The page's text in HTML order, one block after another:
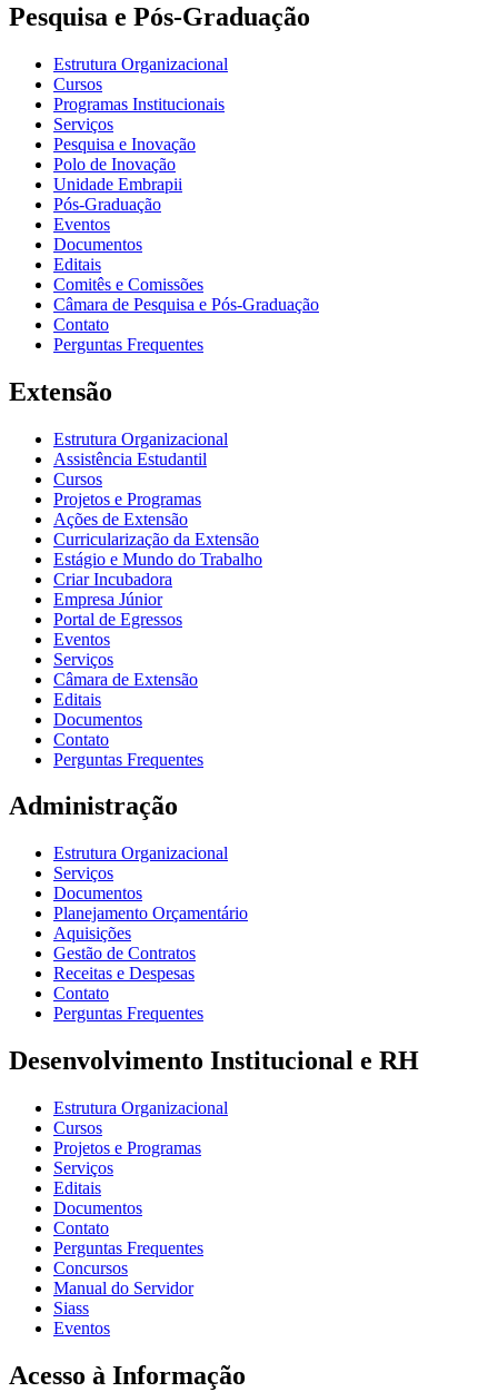
Pesquisa e Pós-Graduação
Estrutura Organizacional
Cursos
Programas Institucionais
Serviços
Pesquisa e Inovação
Polo de Inovação
Unidade Embrapii
Pós-Graduação
Eventos
Documentos
Editais
Comitês e Comissões
Câmara de Pesquisa e Pós-Graduação
Contato
Perguntas Frequentes
Extensão
Estrutura Organizacional
Assistência Estudantil
Cursos
Projetos e Programas
Ações de Extensão
Curricularização da Extensão
Estágio e Mundo do Trabalho
Criar Incubadora
Empresa Júnior
Portal de Egressos
Eventos
Serviços
Câmara de Extensão
Editais
Documentos
Contato
Perguntas Frequentes
Administração
Estrutura Organizacional
Serviços
Documentos
Planejamento Orçamentário
Aquisições
Gestão de Contratos
Receitas e Despesas
Contato
Perguntas Frequentes
Desenvolvimento Institucional e RH
Estrutura Organizacional
Cursos
Projetos e Programas
Serviços
Editais
Documentos
Contato
Perguntas Frequentes
Concursos
Manual do Servidor
Siass
Eventos
Acesso à Informação